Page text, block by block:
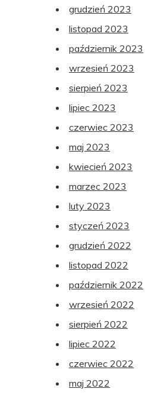
grudzień 2023
listopad 2023
październik 2023
wrzesień 2023
sierpień 2023
lipiec 2023
czerwiec 2023
maj 2023
kwiecień 2023
marzec 2023
luty 2023
styczeń 2023
grudzień 2022
listopad 2022
październik 2022
wrzesień 2022
sierpień 2022
lipiec 2022
czerwiec 2022
maj 2022